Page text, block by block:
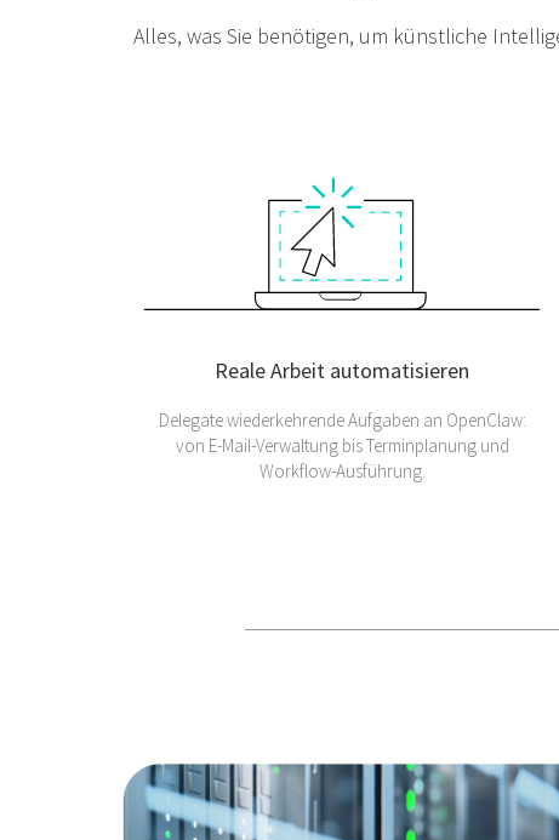
Alles, was Sie benötigen, um künstliche
Reale Arbeit automatisieren
Delegate wiederkehrende Aufgaben an OpenClaw:
von E-Mail-Verwaltung bis Terminplanung und
Workflow-Ausführung.